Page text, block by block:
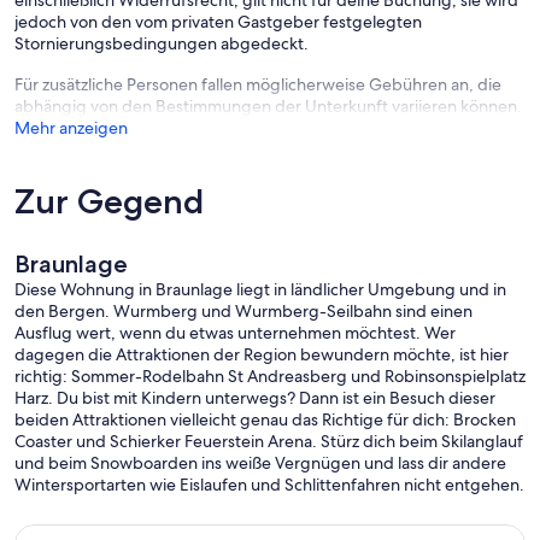
jedoch von den vom privaten Gastgeber festgelegten
Stornierungsbedingungen abgedeckt.
Für zusätzliche Personen fallen möglicherweise Gebühren an, die
abhängig von den Bestimmungen der Unterkunft variieren können.
Mehr anzeigen
Zur Gegend
Braunlage
Diese Wohnung in Braunlage liegt in ländlicher Umgebung und in
den Bergen. Wurmberg und Wurmberg-Seilbahn sind einen
Ausflug wert, wenn du etwas unternehmen möchtest. Wer
dagegen die Attraktionen der Region bewundern möchte, ist hier
richtig: Sommer-Rodelbahn St Andreasberg und Robinsonspielplatz
Harz. Du bist mit Kindern unterwegs? Dann ist ein Besuch dieser
beiden Attraktionen vielleicht genau das Richtige für dich: Brocken
Coaster und Schierker Feuerstein Arena. Stürz dich beim Skilanglauf
und beim Snowboarden ins weiße Vergnügen und lass dir andere
Wintersportarten wie Eislaufen und Schlittenfahren nicht entgehen.